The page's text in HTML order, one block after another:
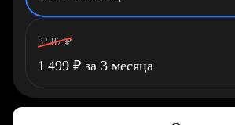
3 587 ₽
1 499 ₽ за 3 месяца